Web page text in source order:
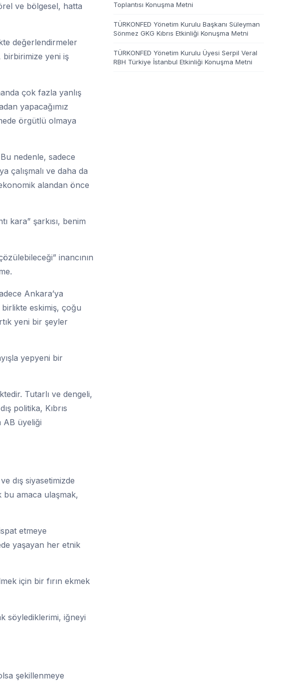
ve bölgesel, hatta
değerlendirmeler
birbirimize yeni iş
çok fazla yanlış
yapacağımız
örgütlü olmaya
nedenle, sadece
çalışmalı ve daha da
alandan önce
kara” şarkısı, benim
inancının
Ankara’ya
eskimiş, çoğu
yeni bir şeyler
yepyeni bir
Tutarlı ve dengeli,
politika, Kıbrıs
AB üyeliği
dış siyasetimizde
bu amaca ulaşmak,
etmeye
yaşayan her etnik
için bir fırın ekmek
söylediklerimi, iğneyi
şekillenmeye
Toplantısı Konuşma Metni
TÜRKONFED Yönetim Kurulu Başkanı Süleyman
Sönmez GKG Kıbrıs Etkinliği Konuşma Metni
TÜRKONFED Yönetim Kurulu Üyesi Serpil Veral
RBH Türkiye İstanbul Etkinliği Konuşma Metni